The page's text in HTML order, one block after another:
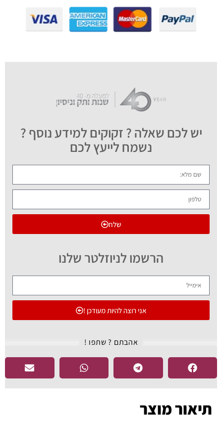
יש לכם שאלה ? זקוקים למידע נוסף ?
נשמח לייעץ לכם
שלח
הרשמו לניוזלטר שלנו
אני רוצה להיות מעודכן !
אהבתם ? שתפו !​
תיאור מוצר